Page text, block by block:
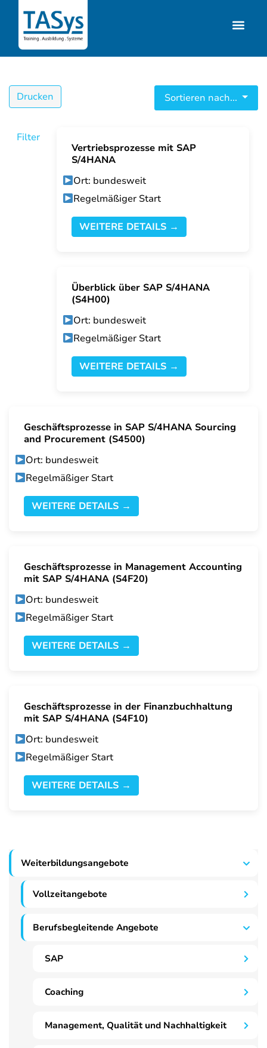
Drucken Sortieren nach...
Filter
Vertriebsprozesse mit SAP
S/4HANA
Ort: bundesweit
Regelmäßiger Start
WEITERE DETAILS →
Überblick über SAP S/4HANA
(S4H00)
Ort: bundesweit
Regelmäßiger Start
WEITERE DETAILS →
Geschäftsprozesse in SAP S/4HANA Sourcing
and Procurement (S4500)
Ort: bundesweit
Regelmäßiger Start
WEITERE DETAILS →
Geschäftsprozesse in Management Accounting
mit SAP S/4HANA (S4F20)
Ort: bundesweit
Regelmäßiger Start
WEITERE DETAILS →
Geschäftsprozesse in der Finanzbuchhaltung
mit SAP S/4HANA (S4F10)
Ort: bundesweit
Regelmäßiger Start
WEITERE DETAILS →
Weiterbildungsangebote
Vollzeitangebote
Berufsbegleitende Angebote
SAP
Coaching
Management, Qualität und Nachhaltigkeit